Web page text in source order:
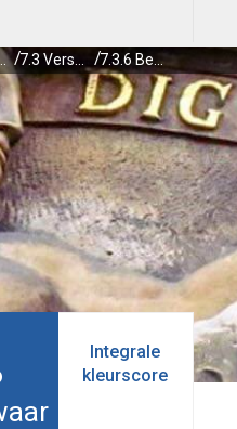
bestuur 7.3.6 Bezwaar en beroep
Integrale
kleurscore